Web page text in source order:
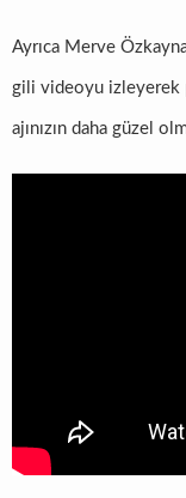
Ayrıca Merve
gili videoyu izleyerek
ajınızın daha güzel